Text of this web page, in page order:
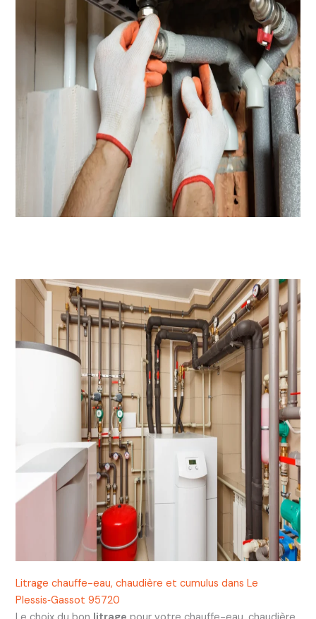
Litrage chauffe-eau, chaudière et cumulus dans Le
Plessis‑Gassot 95720